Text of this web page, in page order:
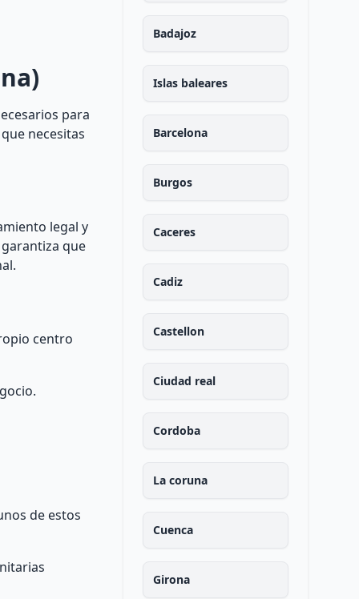
para
necesitas
legal y
que
centro
de estos
Badajoz
Islas baleares
Barcelona
Burgos
Caceres
Cadiz
Castellon
Ciudad real
Cordoba
La coruna
Cuenca
Girona